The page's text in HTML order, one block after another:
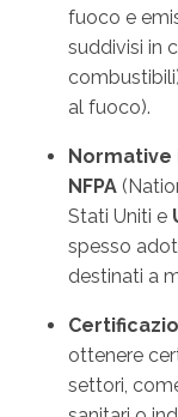
fuoco e
suddivisi in
al fuoco).
Normative
NFPA
Stati Uniti e
spesso
destinati a
ottenere
settori,